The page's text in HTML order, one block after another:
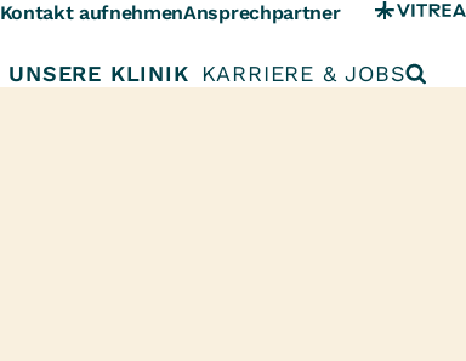
Kontakt aufnehmenAnsprechpartner
UNSERE KLINIK KARRIERE & JOBS